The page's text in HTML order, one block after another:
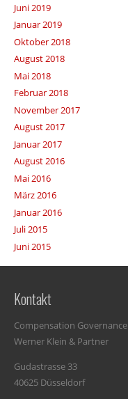
Juni 2019
Januar 2019
Oktober 2018
August 2018
Mai 2018
Februar 2018
November 2017
August 2017
Januar 2017
August 2016
Mai 2016
März 2016
Januar 2016
Juli 2015
Juni 2015
Kontakt
Compensation Governance
Werner Klein & Partner
Gudastrasse 33
40625 Düsseldorf